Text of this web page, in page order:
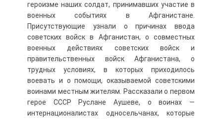
героизме наших солдат, принимавших участие в
военных событиях в Афганистане.
Присутствующие узнали о причинах ввода
советских войск в Афганистан, о совместных
военных действиях советских войск и
правительственных войск Афганистана, о
трудных условиях, в которых приходилось
воевать и о помощи, оказываемой советскими
воинами местным жителям. Рассказали о первом
герое СССР Руслане Аушеве, о воинах —
интернационалистах односельчанах, которые